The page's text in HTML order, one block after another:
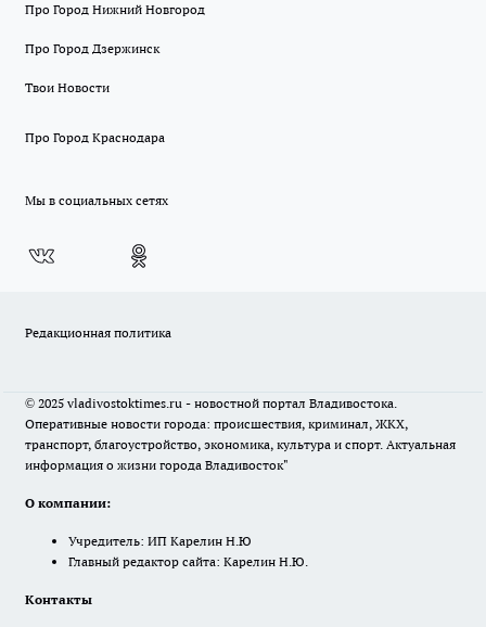
Про Город Нижний Новгород
Про Город Дзержинск
Твои Новости
Про Город Краснодара
Мы в социальных сетях
Редакционная политика
© 2025 vladivostoktimes.ru - новостной портал Владивостока.
Оперативные новости города: происшествия, криминал, ЖКХ,
транспорт, благоустройство, экономика, культура и спорт. Актуальная
информация о жизни города Владивосток"
О компании:
Учредитель: ИП Карелин Н.Ю
Главный редактор сайта: Карелин Н.Ю.
Контакты